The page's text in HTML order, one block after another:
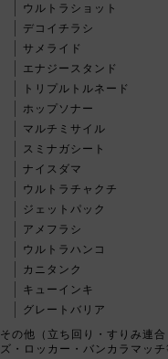
ウルトラショット
デコイチラシ
サメライド
エナジースタンド
トリプルトルネード
ホップソナー
マルチミサイル
スミナガシート
ナイスダマ
ウルトラチャクチ
ジェットパック
アメフラシ
ウルトラハンコ
カニタンク
キューインキ
グレートバリア
その他（立ち回り・すりみ連
ズ・ロッカー・バンカラマッチ